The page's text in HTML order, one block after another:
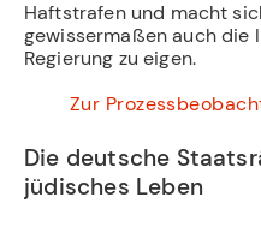
Haftstrafen und macht
gewissermaßen auch die
Regierung zu eigen.
Zur
Die deutsche
jüdisches Leben